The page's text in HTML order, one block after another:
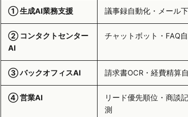
① 生成AI業務支援 議事録自動化・メール
② コンタクトセンター
AI
チャットボット・FAQ
③ バックオフィスAI 請求書OCR・経費精算
④ 営業AI
リード優先順位・商談
測